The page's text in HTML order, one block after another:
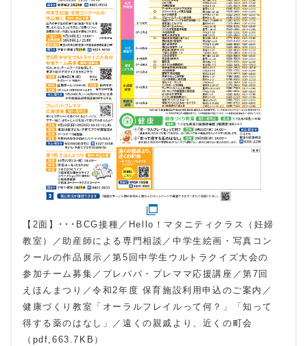
【2面】･･･BCG接種／Hello！マタニティクラス（妊婦
教室）／助産師による専門相談／中学生絵画・写真コン
クールの作品展示／第5回中学生ウルトラクイズ大会の
参加チーム募集／プレパパ・プレママ応援講座／第7回
えほんまつり／令和2年度 保育施設利用申込のご案内／
健康づくり教室「オーラルフレイルって何？」「知って
得する薬のはなし」／遠くの親戚より、近くの町会
（pdf,663.7KB）